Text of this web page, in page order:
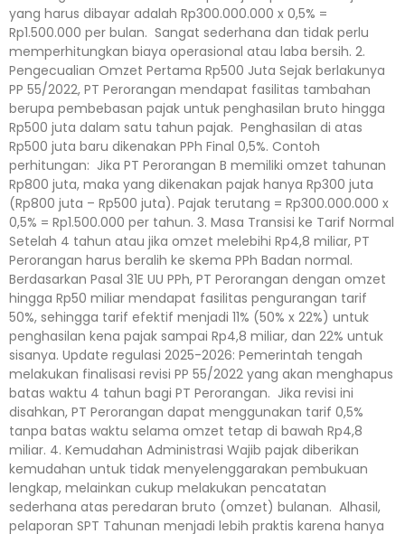
yang harus dibayar adalah Rp300.000.000 x 0,5% =
Rp1.500.000 per bulan. Sangat sederhana dan tidak perlu
memperhitungkan biaya operasional atau laba bersih. 2.
Pengecualian Omzet Pertama Rp500 Juta Sejak berlakunya
PP 55/2022, PT Perorangan mendapat fasilitas tambahan
berupa pembebasan pajak untuk penghasilan bruto hingga
Rp500 juta dalam satu tahun pajak. Penghasilan di atas
Rp500 juta baru dikenakan PPh Final 0,5%. Contoh
perhitungan: Jika PT Perorangan B memiliki omzet tahunan
Rp800 juta, maka yang dikenakan pajak hanya Rp300 juta
(Rp800 juta – Rp500 juta). Pajak terutang = Rp300.000.000 x
0,5% = Rp1.500.000 per tahun. 3. Masa Transisi ke Tarif Normal
Setelah 4 tahun atau jika omzet melebihi Rp4,8 miliar, PT
Perorangan harus beralih ke skema PPh Badan normal.
Berdasarkan Pasal 31E UU PPh, PT Perorangan dengan omzet
hingga Rp50 miliar mendapat fasilitas pengurangan tarif
50%, sehingga tarif efektif menjadi 11% (50% x 22%) untuk
penghasilan kena pajak sampai Rp4,8 miliar, dan 22% untuk
sisanya. Update regulasi 2025-2026: Pemerintah tengah
melakukan finalisasi revisi PP 55/2022 yang akan menghapus
batas waktu 4 tahun bagi PT Perorangan. Jika revisi ini
disahkan, PT Perorangan dapat menggunakan tarif 0,5%
tanpa batas waktu selama omzet tetap di bawah Rp4,8
miliar. 4. Kemudahan Administrasi Wajib pajak diberikan
kemudahan untuk tidak menyelenggarakan pembukuan
lengkap, melainkan cukup melakukan pencatatan
sederhana atas peredaran bruto (omzet) bulanan. Alhasil,
pelaporan SPT Tahunan menjadi lebih praktis karena hanya